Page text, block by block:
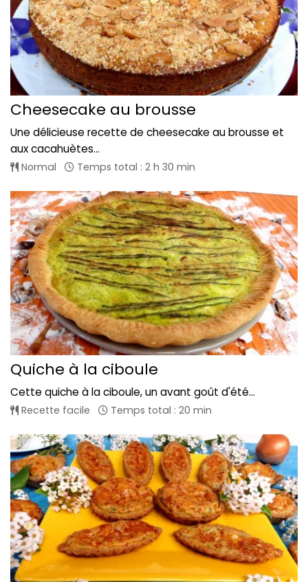
Cheesecake au brousse
Une délicieuse recette de cheesecake au brousse et
aux cacahuètes...
Normal Temps total : 2 h 30 min
Quiche à la ciboule
Cette quiche à la ciboule, un avant goût d'été...
Recette facile Temps total : 20 min